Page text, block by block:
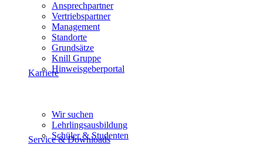
Ansprechpartner
Vertriebspartner
Management
Standorte
Grundsätze
Knill Gruppe
Hinweisgeberportal
Karriere
Wir suchen
Lehrlingsausbildung
Schüler & Studenten
Service & Downloads